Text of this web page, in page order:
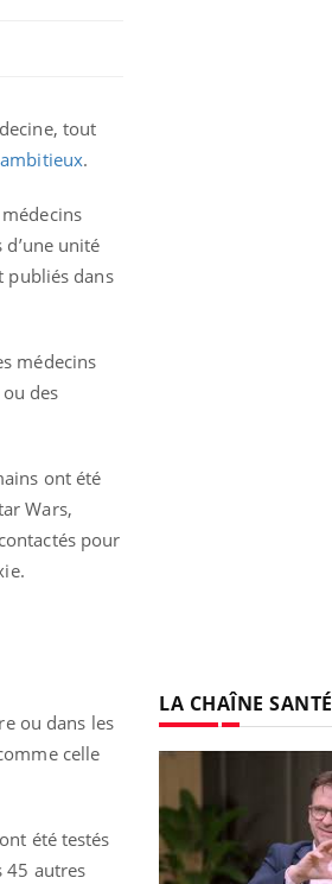
tout
.
unité
publiés dans
médecins
des
ont été
Wars,
pour
ou dans les
celle
été testés
45 autres
LA CHAÎNE SANTÉ